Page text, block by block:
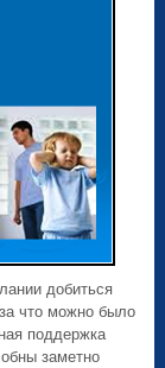
добиться
что можно было
поддержка
заметно